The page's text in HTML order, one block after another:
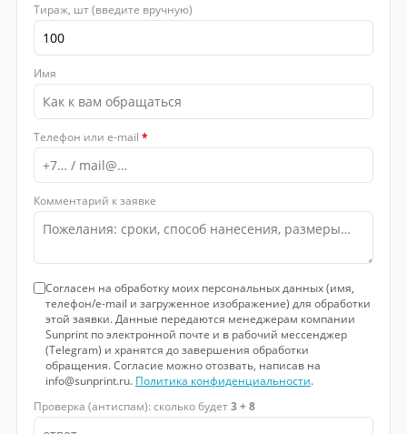
Тираж, шт (введите вручную)
Имя
Телефон или e-mail *
Комментарий к заявке
Согласен на обработку моих персональных данных (имя,
телефон/e-mail и загруженное изображение) для обработки
этой заявки. Данные передаются менеджерам компании
Sunprint по электронной почте и в рабочий мессенджер
(Telegram) и хранятся до завершения обработки
обращения. Согласие можно отозвать, написав на
info@sunprint.ru. Политика конфиденциальности.
Проверка (антиспам): сколько будет3 + 8